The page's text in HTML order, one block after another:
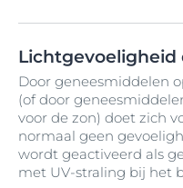
Lichtgevoeligheid
Door geneesmiddelen
(of door
voor de zon) doet zich
normaal geen
wordt geactiveerd als
met UV-straling bij het